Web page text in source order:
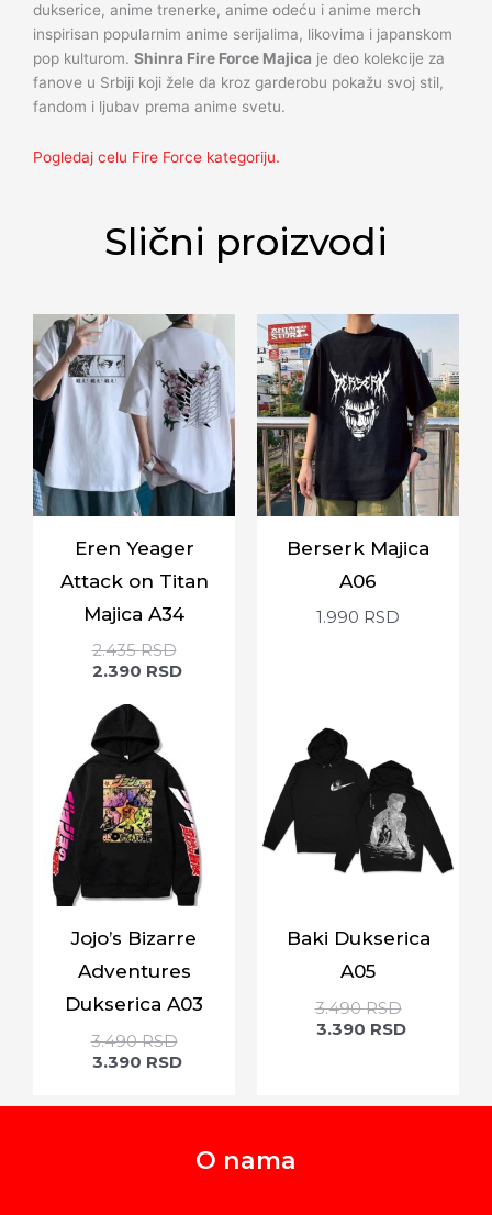
dukserice, anime trenerke, anime odeću i anime merch
inspirisan popularnim anime serijalima, likovima i japanskom
pop kulturom. Shinra Fire Force Majica je deo kolekcije za
fanove u Srbiji koji žele da kroz garderobu pokažu svoj stil,
fandom i ljubav prema anime svetu.
Pogledaj celu Fire Force kategoriju.
Slični proizvodi
Eren Yeager
Attack on Titan
Majica A34
2.435RSD
2.390 RSD
Berserk Majica
A06
1.990 RSD
Jojo’s Bizarre
Adventures
Dukserica A03
3.490RSD
3.390 RSD
Baki Dukserica
A05
3.490RSD
3.390 RSD
O nama